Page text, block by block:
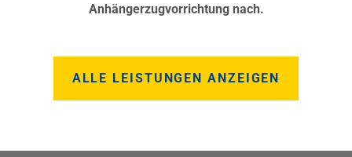
Anhängerzugvorrichtung nach.
ALLE LEISTUNGEN ANZEIGEN